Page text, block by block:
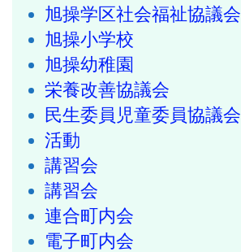
旭操学区社会福祉協議会
旭操小学校
旭操幼稚園
栄養改善協議会
民生委員児童委員協議会
活動
講習会
講習会
連合町内会
電子町内会